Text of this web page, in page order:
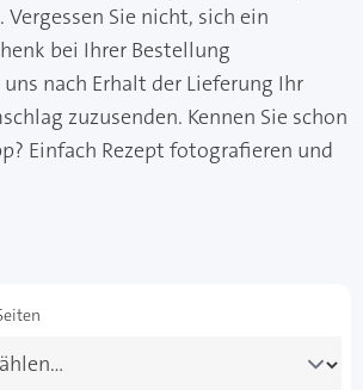
Sie nicht, sich ein
bei Ihrer Bestellung
nach Erhalt der Lieferung Ihr
zuzusenden. Kennen Sie schon
Einfach Rezept fotografieren und